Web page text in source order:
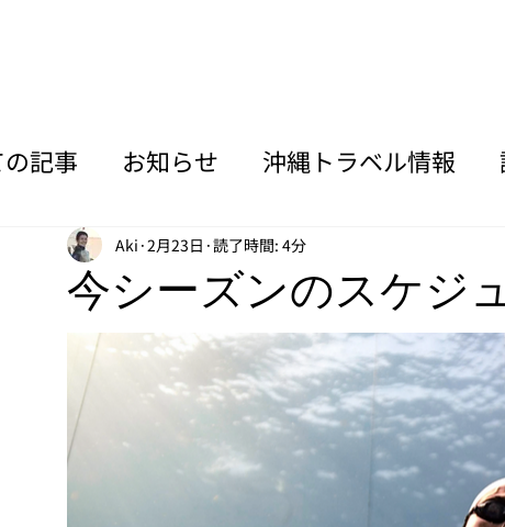
記事 お知らせ 沖縄トラベル情報
フリーダイビング選手活動
今シーズンのスケジ
Aki 2月23日 読了時間: 4分